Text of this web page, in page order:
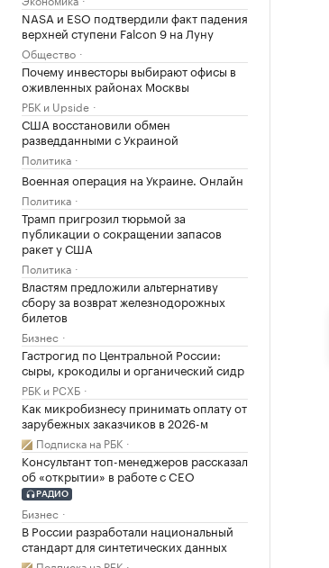
NASA и ESO подтвердили факт падения
верхней ступени Falcon 9 на Луну
Общество
Почему инвесторы выбирают офисы в
оживленных районах Москвы
РБК и Upside
США восстановили обмен
разведданными с Украиной
Политика
Военная операция на Украине. Онлайн
Политика
Трамп пригрозил тюрьмой за
публикации о сокращении запасов
ракет у США
Политика
Властям предложили альтернативу
сбору за возврат железнодорожных
билетов
Бизнес
Гастрогид по Центральной России:
сыры, крокодилы и органический сидр
РБК и РСХБ
Как микробизнесу принимать оплату от
зарубежных заказчиков в 2026-м
Подписка на РБК
Консультант топ-менеджеров рассказал
об «открытии» в работе с CEO
РАДИО
Бизнес
В России разработали национальный
стандарт для синтетических данных